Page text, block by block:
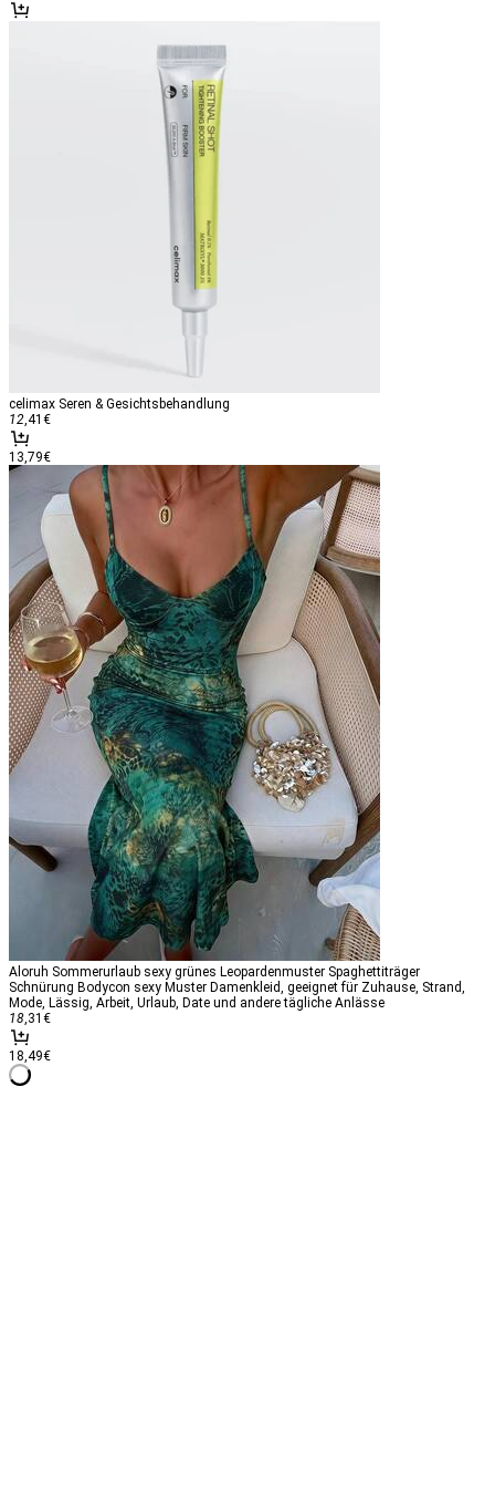
celimax Seren & Gesichtsbehandlung
12 ,41 €
13,79€
Aloruh Sommerurlaub sexy grünes Leopardenmuster Spaghettiträger
Schnürung Bodycon sexy Muster Damenkleid, geeignet für Zuhause, Strand,
Mode, Lässig, Arbeit, Urlaub, Date und andere tägliche Anlässe
18 ,31 €
18,49€